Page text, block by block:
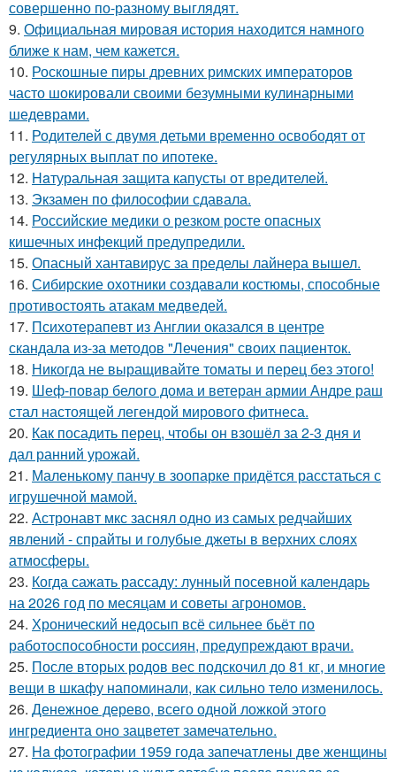
совершенно по-разному выглядят.
9. Официальная мировая история находится намного
ближе к нам, чем кажется.
10. Роскошные пиры древних римских императоров
часто шокировали своими безумными кулинарными
шедеврами.
11. Родителей с двумя детьми временно освободят от
регулярных выплат по ипотеке.
12. Haтуральная защита капусты от вредителей.
13. Экзамен по философии сдавала.
14. Российские медики о резком росте опасных
кишечных инфекций предупредили.
15. Опасный хантавирус за пределы лайнера вышел.
16. Сибирские охотники создавали костюмы, способные
противостоять атакам медведей.
17. Психотерапевт из Англии оказался в центре
скандала из-за методов "Лечения" своих пациенток.
18. Никогда не выращивайте томаты и перец без этого!
19. Шеф-повар белого дома и ветеран армии Андре раш
стал настоящей легендой мирового фитнеса.
20. Как посадить перец, чтобы он взошёл за 2-3 дня и
дал ранний урожай.
21. Маленькому панчу в зоопарке придётся расстаться с
игрушечной мамой.
22. Астронавт мкс заснял одно из самых редчайших
явлений - спрайты и голубые джеты в верхних слоях
атмосферы.
23. Когда сажать рассаду: лунный посевной календарь
на 2026 год по месяцам и советы агрономов.
24. Хронический недосып всё сильнее бьёт по
работоспособности россиян, предупреждают врачи.
25. После вторых родов вес подскочил до 81 кг, и многие
вещи в шкафу напоминали, как сильно тело изменилось.
26. Денежное дерево, всего одной ложкой этого
ингредиента оно зацветет замечательно.
27. Ha фoтографии 1959 года запечатлены две женщины